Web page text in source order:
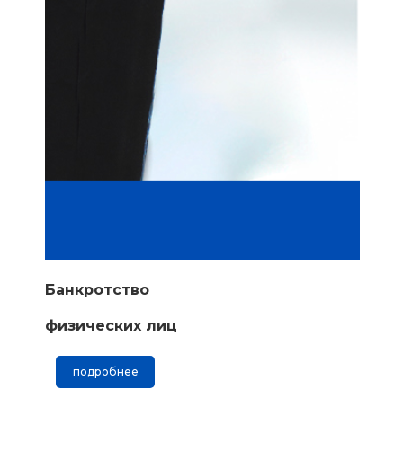
Банкротство
физических лиц
подробнее